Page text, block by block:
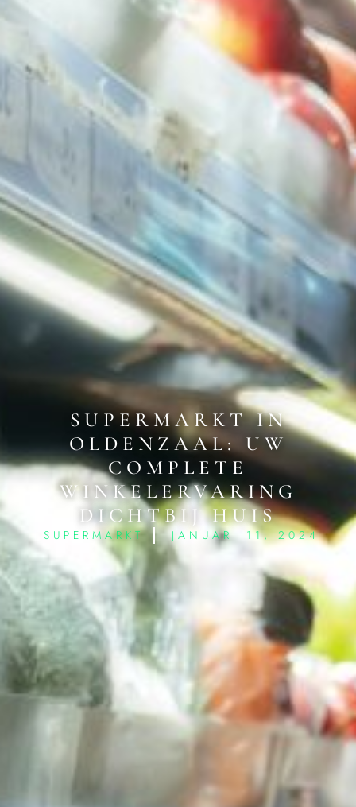
SUPERMARKT IN
OLDENZAAL: UW
COMPLETE
WINKELERVARING
DICHTBIJ HUIS
SUPERMARKT JANUARI 11, 2024